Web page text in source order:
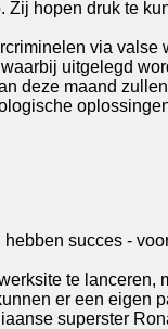
hopen druk te
via
uitgelegd
deze maand
succes -
te
er een eigen
superster